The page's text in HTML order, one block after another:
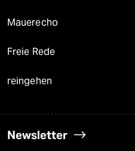
Mauerecho
Freie Rede
reingehen
Newsletter